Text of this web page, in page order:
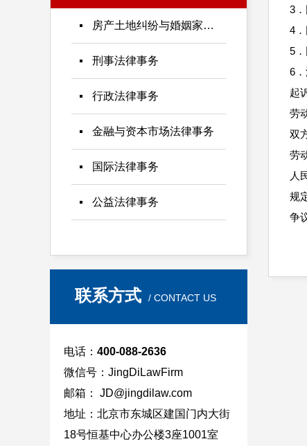
房产土地纠纷与婚姻家庭法律事务
刑事法律事务
行政法律事务
金融与资本市场法律事务
国际法律事务
公益法律事务
联系方式 / CONTACT US
电话： 400-088-2636
微信号：JingDiLawFirm
邮箱： JD@jingdilaw.com
地址：北京市东城区建国门内大街
18号恒基中心办公楼3座1001室
3
4
5
6
起
劳
双
劳
人
规
争